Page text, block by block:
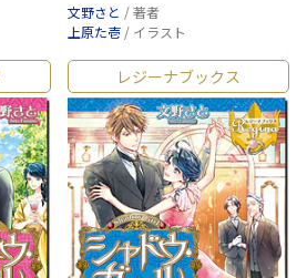
文野さと / 著者
上原た壱 / イラスト
レジーナブックス